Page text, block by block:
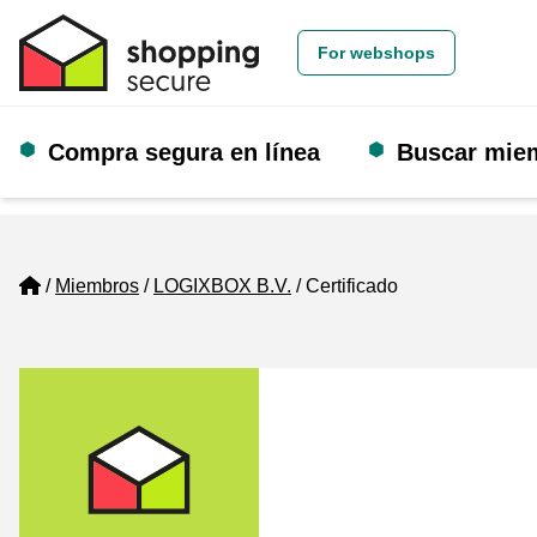
For webshops
Compra segura en línea Buscar
Home
Miembros LOGIXBOX B.V. Certificado